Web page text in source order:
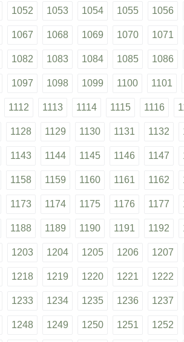
1052 1053 1054 1055 1056
1067 1068 1069 1070 1071
1082 1083 1084 1085 1086
1097 1098 1099 1100 1101
1112 1113 1114 1115 1116
1128 1129 1130 1131 1132
1143 1144 1145 1146 1147
1158 1159 1160 1161 1162
1173 1174 1175 1176 1177
1188 1189 1190 1191 1192
1203 1204 1205 1206 1207
1218 1219 1220 1221 1222
1233 1234 1235 1236 1237
1248 1249 1250 1251 1252